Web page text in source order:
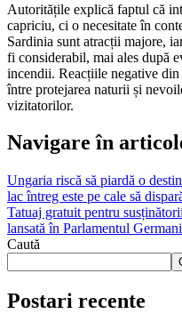
Autoritățile explică faptul că
capriciu, ci o necesitate în
Sardinia sunt atracții majore,
fi considerabil, mai ales după
incendii. Reacțiile negative
între protejarea naturii și
vizitatorilor.
Navigare în
Ungaria riscă să piardă o
lac întreg este pe cale să
Tatuaj gratuit pentru
lansată în Parlamentul
Caută
Postari recente